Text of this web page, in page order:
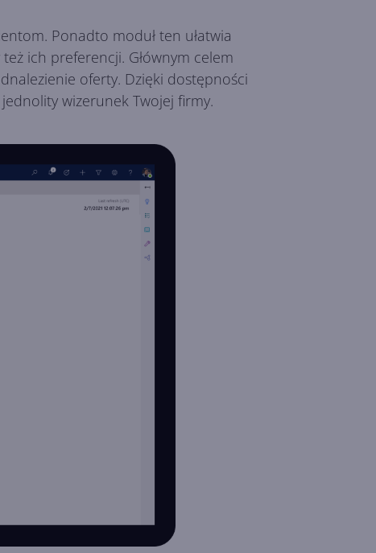
Ponadto moduł ten ułatwia
ich preferencji. Głównym celem
oferty. Dzięki dostępności
wizerunek Twojej firmy.